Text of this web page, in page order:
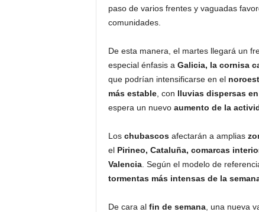
paso de varios frentes y vaguadas
comunidades.
De esta manera, el martes llegará un
especial énfasis a Galicia, la cornisa
que podrían intensificarse en el
más estable, con lluvias dispersas
espera un nuevo aumento de la
Los chubascosafectarán a amplias
el Pirineo, Cataluña, comarcas
Valencia. Según el modelo de
tormentas más intensas de la
De cara al fin de semana, una nueva